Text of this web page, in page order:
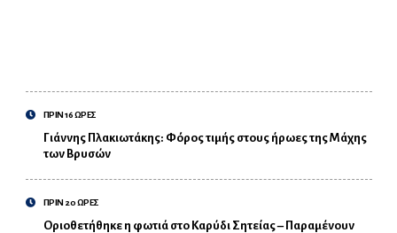
ΠΡΙΝ 16 ΩΡΕΣ
Γιάννης Πλακιωτάκης: Φόρος τιμής στους ήρωες της Μάχης
των Βρυσών
ΠΡΙΝ 20 ΩΡΕΣ
Οριοθετήθηκε η φωτιά στο Καρύδι Σητείας – Παραμένουν